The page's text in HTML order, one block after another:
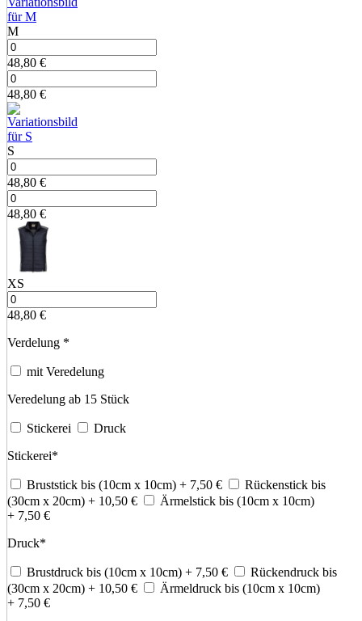
M
48,80 €
48,80 €
S
48,80 €
48,80 €
XS
48,80 €
Verdelung *
mit Veredelung
Veredelung ab 15 Stück
Stickerei
Druck
Stickerei*
Bruststick bis (10cm x 10cm) + 7,50 €
Rückenstick bis
(30cm x 20cm) + 10,50 €
Ärmelstick bis (10cm x 10cm)
+ 7,50 €
Druck*
Brustdruck bis (10cm x 10cm) + 7,50 €
Rückendruck bis
(30cm x 20cm) + 10,50 €
Ärmeldruck bis (10cm x 10cm)
+ 7,50 €